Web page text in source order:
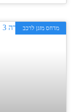
מדחס מזגן לרכב